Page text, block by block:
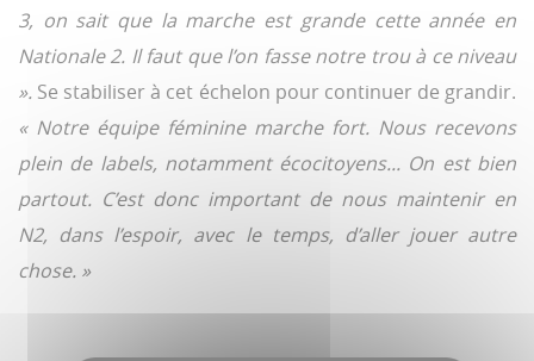
3, on sait que la marche est grande cette année en
Nationale 2. Il faut que l’on fasse notre trou à ce niveau
». Se stabiliser à cet échelon pour continuer de grandir.
« Notre équipe féminine marche fort. Nous recevons
plein de labels, notamment écocitoyens... On est bien
partout. C’est donc important de nous maintenir en
N2, dans l’espoir, avec le temps, d’aller jouer autre
chose. »